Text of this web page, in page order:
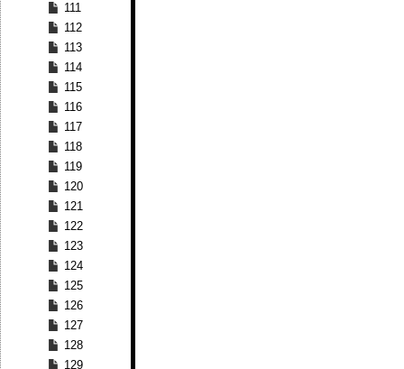
111
112
113
114
115
116
117
118
119
120
121
122
123
124
125
126
127
128
129